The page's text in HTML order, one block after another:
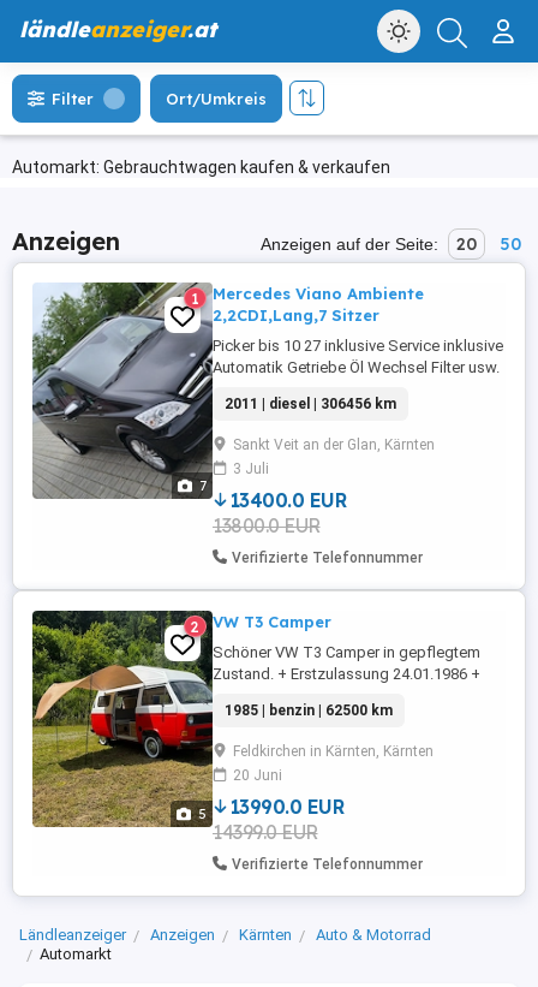
ländleanzeiger.at
Automarkt: Gebrauchtwagen kaufen & verkaufen
Filter Ort/Umkreis
Anzeigen Anzeigen auf der Seite: 20 50
7
1
Mercedes Viano Ambiente
2,2CDI,Lang,7 Sitzer
Picker bis 10 27 inklusive Service inklusive
Automatik Getriebe Öl Wechsel Filter usw.
groß jetzt Immer alles gemacht worden
kein Rep.Stau Sommer sowie Winterreifen
auf Alus dabei Einsteigen und Fahren
2011 | diesel | 306456 km
Sankt Veit an der Glan, Kärnten
3 Juli
13400.0 EUR
13800.0 EUR
Verifizierte Telefonnummer
5
2 VW T3 Camper
Schöner VW T3 Camper in gepflegtem
Zustand. + Erstzulassung 24.01.1986 +
1,9 Wasserboxer Benzin 78PS + 4 Gang
Schaltgetriebe + 5 Sitzer + Laufleistung
62500km Nagelneues Pickerl mit nur 1
einzigen leichten Mangel ansonsten
komplett mängelfrei. Service, Ölwechsel,
...
1985 | benzin | 62500 km
Feldkirchen in Kärnten, Kärnten
20 Juni
13990.0 EUR
14399.0 EUR
Verifizierte Telefonnummer
Ländleanzeiger Anzeigen Kärnten
Auto & Motorrad
Automarkt